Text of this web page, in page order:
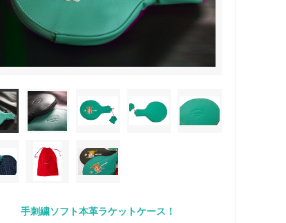
手刺繍ソフト本革ラケットケース！